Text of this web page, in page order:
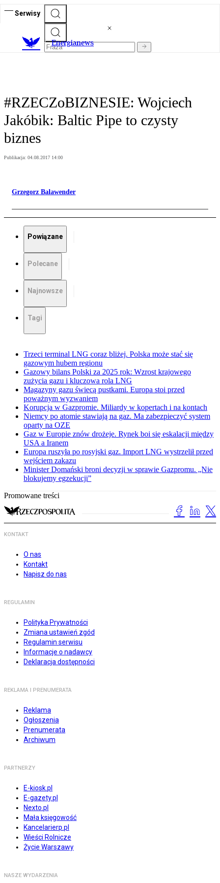
Serwisy
Energianews
#RZECZoBIZNESIE: Wojciech
Jakóbik: Baltic Pipe to czysty
biznes
Publikacja: 04.08.2017 14:00
Grzegorz Balawender
Powiązane
Polecane
Najnowsze
Tagi
Trzeci terminal LNG coraz bliżej. Polska może stać się
gazowym hubem regionu
Gazowy bilans Polski za 2025 rok: Wzrost krajowego
zużycia gazu i kluczowa rola LNG
Magazyny gazu świecą pustkami. Europa stoi przed
poważnym wyzwaniem
Korupcja w Gazpromie. Miliardy w kopertach i na kontach
Niemcy po atomie stawiają na gaz. Ma zabezpieczyć system
oparty na OZE
Gaz w Europie znów drożeje. Rynek boi się eskalacji między
USA a Iranem
Europa ruszyła po rosyjski gaz. Import LNG wystrzelił przed
wejściem zakazu
Minister Domański broni decyzji w sprawie Gazpromu. „Nie
blokujemy egzekucji”
Promowane treści
KONTAKT
O nas
Kontakt
Napisz do nas
REGULAMIN
Polityka Prywatności
Zmiana ustawień zgód
Regulamin serwisu
Informacje o nadawcy
Deklaracja dostępności
REKLAMA I PRENUMERATA
Reklama
Ogłoszenia
Prenumerata
Archiwum
PARTNERZY
E-kiosk.pl
E-gazety.pl
Nexto.pl
Mała księgowość
Kancelarierp.pl
Wieści Rolnicze
Życie Warszawy
NASZE WYDARZENIA